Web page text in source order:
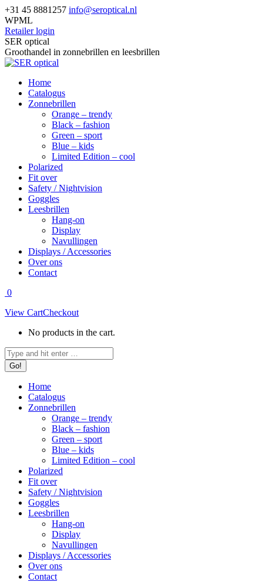
Skip
to
content
+31 45 8881257 info@seroptical.nl
WPML
Retailer login
Facebook
page
opens
new
window
SER optical
Groothandel in zonnebrillen en leesbrillen
Home
Catalogus
Zonnebrillen
Orange – trendy
Black – fashion
Green – sport
Blue – kids
Limited Edition – cool
Polarized
Fit over
Safety / Nightvision
Goggles
Leesbrillen
Hang-on
Display
Navullingen
Displays / Accessories
Over ons
Contact
0
View CartCheckout
No products in the cart.
Search:
Home
Catalogus
Zonnebrillen
Orange – trendy
Black – fashion
Green – sport
Blue – kids
Limited Edition – cool
Polarized
Fit over
Safety / Nightvision
Goggles
Leesbrillen
Hang-on
Display
Navullingen
Displays / Accessories
Over ons
Contact